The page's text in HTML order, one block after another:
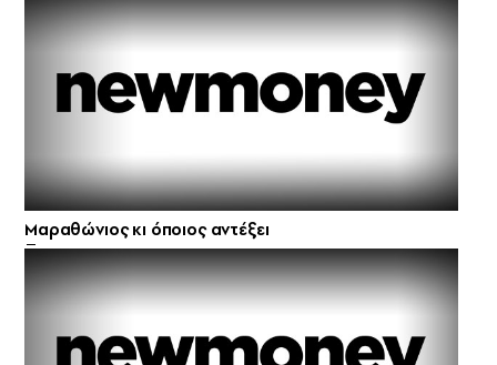
Μαραθώνιος κι όποιος αντέξει